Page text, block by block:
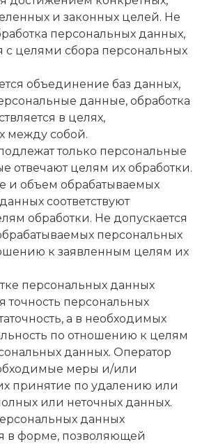
и законных целей. Не
персональных данных,
с целями сбора персональных
объединение баз данных,
данные, обработка
в целях,
между собой.
только персональные
отвечают целям их обработки.
и объем обрабатываемых
соответствуют
обработки. Не допускается
персональных
к заявленным целям их
персональных данных
точность персональных
а в необходимых
по отношению к целям
данных. Оператор
меры и/или
принятие по удалению или
или неточных данных.
данных
в форме, позволяющей